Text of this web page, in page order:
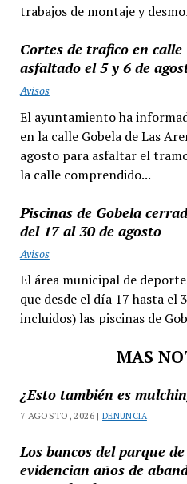
trabajos de montaje y
Cortes de trafico en
asfaltado el 5 y 6 de
Avisos
El ayuntamiento ha
en la calle Gobela de Las
agosto para asfaltar el
la calle comprendido...
Piscinas de Gobela
del 17 al 30 de agosto
Avisos
El área municipal de
que desde el día 17 hasta el
incluidos) las piscinas de
MAS
¿Esto también es
7 AGOSTO, 2026 |DENUNCIA
Los bancos del parque
evidencian años de